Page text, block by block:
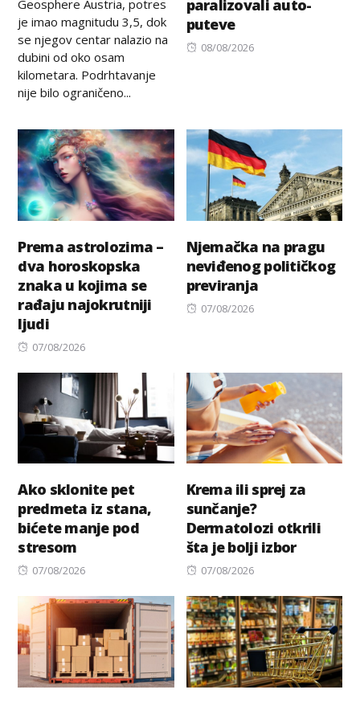
Geosphere Austria, potres
je imao magnitudu 3,5, dok
se njegov centar nalazio na
dubini od oko osam
kilometara. Podrhtavanje
nije bilo ograničeno...
paralizovali auto-
puteve
Posted
08/08/2026
Prema astrolozima –
dva horoskopska
znaka u kojima se
rađaju najokrutniji
ljudi
Posted
07/08/2026
Njemačka na pragu
neviđenog političkog
previranja
Posted
07/08/2026
Ako sklonite pet
predmeta iz stana,
bićete manje pod
stresom
Posted
07/08/2026
Krema ili sprej za
sunčanje?
Dermatolozi otkrili
šta je bolji izbor
Posted
07/08/2026